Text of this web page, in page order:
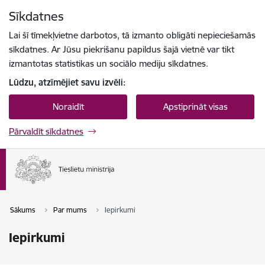
Sīkdatnes
Lai šī tīmekļvietne darbotos, tā izmanto obligāti nepieciešamās
sīkdatnes. Ar Jūsu piekrišanu papildus šajā vietnē var tikt
izmantotas statistikas un sociālo mediju sīkdatnes.
Lūdzu, atzīmējiet savu izvēli:
Noraidīt Apstiprināt visas
Pārvaldīt sīkdatnes
Sākums Par mums Iepirkumi
Iepirkumi